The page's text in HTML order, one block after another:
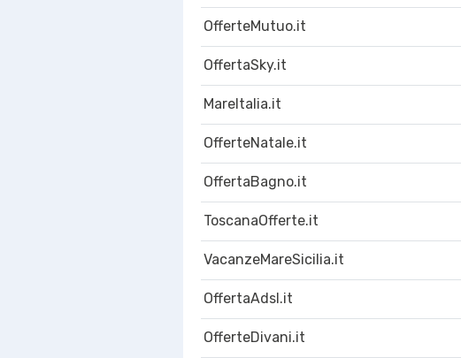
OfferteMutuo.it
OffertaSky.it
MareItalia.it
OfferteNatale.it
OffertaBagno.it
ToscanaOfferte.it
VacanzeMareSicilia.it
OffertaAdsl.it
OfferteDivani.it